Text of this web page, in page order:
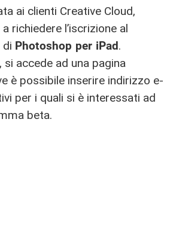
ai clienti Creative Cloud,
richiedere l’iscrizione al
di Photoshop per iPad.
si accede ad una pagina
è possibile inserire indirizzo e-
per i quali si è interessati ad
beta.